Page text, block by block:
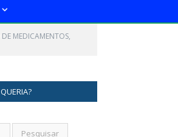
MEDICAMENTOS,